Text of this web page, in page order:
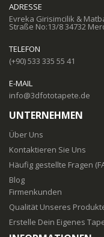
ADRESSE
Evreka Girisimcilik &
Straße No:13/8 34732
TELEFON
(+90) 533 335 55 41
E-MAIL
info@3dfototapete.de
UNTERNEHMEN
Über Uns
Kontaktieren Sie Uns
Häufig gestellte Fragen
Blog
Firmenkunden
Qualität Unseres
Erstelle Dein Eigenes